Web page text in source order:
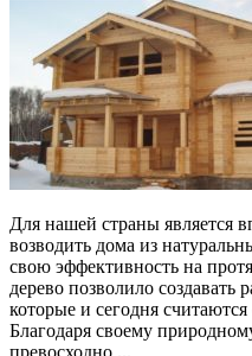
из
Для нашей страны является
возводить дома из
свою эффективность на
дерево позволило создавать
которые и сегодня
Благодаря своему
превосходно ...